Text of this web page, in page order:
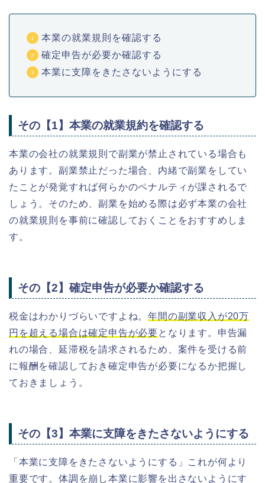
本業の就業規則を確認する
確定申告が必要か確認する
本業に支障をきたさないようにする
その【1】本業の就業規約を確認する
本業の会社の就業規則で副業が禁止されている場合も
あります。副業禁止だった場合、内緒で副業をしてい
たことが発覚すれば何らかのペナルティが課されるで
しょう。そのため、副業を始める際は必ず本業の会社
の就業規則を事前に確認しておくことをおすすめしま
す。
その【2】確定申告が必要か確認する
税金はわかりづらいですよね。年間の副業収入が20万
円を超える場合は確定申告が必要となります。申告漏
れの場合、延滞税を請求されるため、案件を受ける前
に報酬を確認しておき確定申告が必要になるか把握し
ておきましょう。
その【3】本業に支障をきたさないようにする
「本業に支障をきたさないようにする」これが何より
重要です。体調を崩し本業に影響を出さないようにす